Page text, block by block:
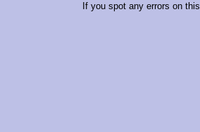
If you spot any errors on